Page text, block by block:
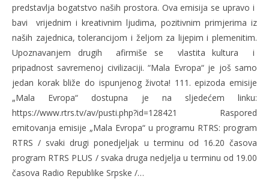
predstavlja bogatstvo naših prostora. Ova emisija se upravo i
bavi vrijednim i kreativnim ljudima, pozitivnim primjerima iz
naših zajednica, tolerancijom i željom za lijepim i plemenitim.
Upoznavanjem drugih afirmiše se vlastita kultura i
pripadnost savremenoj civilizaciji. “Mala Evropa“ je još samo
jedan korak bliže do ispunjenog života! 111. epizoda emisije
„Mala Evropa“ dostupna je na sljedećem linku:
https://www.rtrs.tv/av/pusti.php?id=128421 Raspored
emitovanja emisije „Mala Evropa“ u programu RTRS: program
RTRS / svaki drugi ponedjeljak u terminu od 16.20 časova
program RTRS PLUS / svaka druga nedjelja u terminu od 19.00
časova Radio Republike Srpske /…